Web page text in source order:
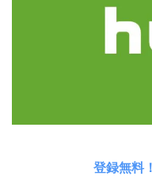
登録無料